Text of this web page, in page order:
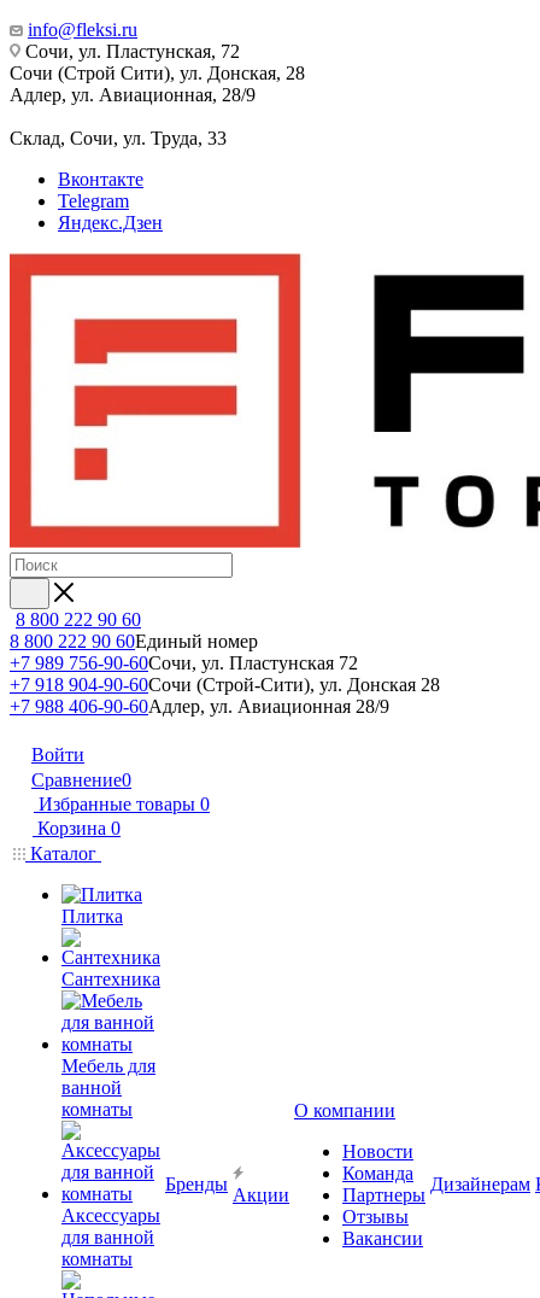
info@fleksi.ru
Сочи, ул. Пластунская, 72
Сочи (Строй Сити), ул. Донская, 28
Адлер, ул. Авиационная, 28/9
Склад, Сочи, ул. Труда, 33
Вконтакте
Telegram
Яндекс.Дзен
8 800 222 90 60
8 800 222 90 60Единый номер
+7 989 756-90-60Сочи, ул. Пластунская 72
+7 918 904-90-60Сочи (Строй-Сити), ул. Донская 28
+7 988 406-90-60Адлер, ул. Авиационная 28/9
Войти
Сравнение0
Избранные товары 0
Корзина 0
Каталог
Плитка
Сантехника
Мебель для
ванной
комнаты
Аксессуары
для ванной
комнаты
Бренды
Акции
О компании
Новости
Команда
Партнеры
Отзывы
Вакансии
Дизайнерам